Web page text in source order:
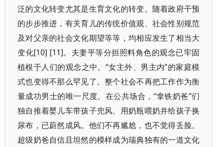
泛的文化转变尤其是生育文化的转变。随着政府干预
的步步推进，有关育儿的传统价值观、社会性别规范
及对父亲的社会文化期望等等，均相应发生了相当大
变化[10] [11]。夫妻平等分担照料角色的观念已牢固
植根于人们的观念之中。“女主外、男主内”的家庭模
式也变得不那么罕见了。整个社会不再把工作作为衡
量成功男士的唯一尺度。在公共场合，“拿铁奶爸”们
独自推着婴儿车带孩子兜风、用奶瓶喂奶并给孩子换
尿布，已蔚然成风。他们不再尴尬，也不觉得丢脸。
超级奶爸自信且坦然的模样成为瑞典独有的一道文化